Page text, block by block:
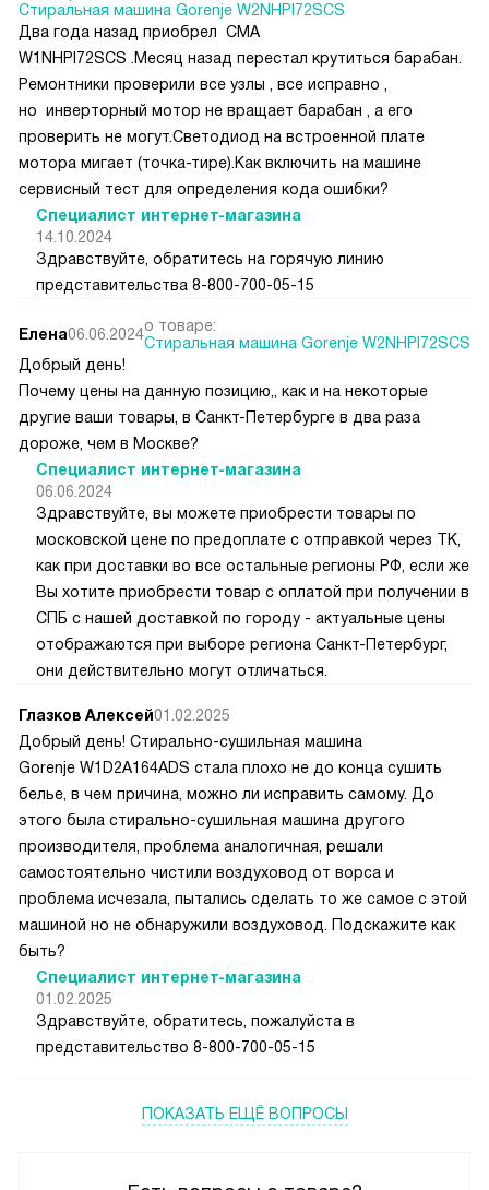
Стиральная машина Gorenje W2NHPI72SCS
Два года назад приобрел СМА
W1NHPI72SCS .Месяц назад перестал крутиться барабан.
Ремонтники проверили все узлы , все исправно ,
но инверторный мотор не вращает барабан , а его
проверить не могут.Светодиод на встроенной плате
мотора мигает (точка-тире).Как включить на машине
сервисный тест для определения кода ошибки?
Специалист интернет-магазина
14.10.2024
Здравствуйте, обратитесь на горячую линию
представительства 8-800-700-05-15
Елена06.06.2024о товаре:
Стиральная машина Gorenje W2NHPI72SCS
Добрый день!
Почему цены на данную позицию,, как и на некоторые
другие ваши товары, в Санкт-Петербурге в два раза
дороже, чем в Москве?
Специалист интернет-магазина
06.06.2024
Здравствуйте, вы можете приобрести товары по
московской цене по предоплате с отправкой через ТК,
как при доставки во все остальные регионы РФ, если же
Вы хотите приобрести товар с оплатой при получении в
СПБ с нашей доставкой по городу - актуальные цены
отображаются при выборе региона Санкт-Петербург,
они действительно могут отличаться.
Глазков Алексей01.02.2025
Добрый день! Стирально-сушильная машина
Gorenje W1D2A164ADS стала плохо не до конца сушить
белье, в чем причина, можно ли исправить самому. До
этого была стирально-сушильная машина другого
производителя, проблема аналогичная, решали
самостоятельно чистили воздуховод от ворса и
проблема исчезала, пытались сделать то же самое с этой
машиной но не обнаружили воздуховод. Подскажите как
быть?
Специалист интернет-магазина
01.02.2025
Здравствуйте, обратитесь, пожалуйста в
представительство 8-800-700-05-15
ПОКАЗАТЬ ЕЩЁ ВОПРОСЫ